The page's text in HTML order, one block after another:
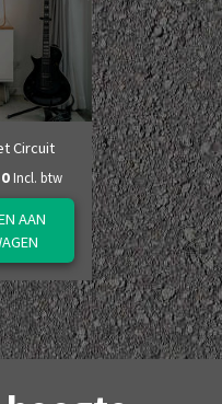
Circuit
Incl. btw
AAN